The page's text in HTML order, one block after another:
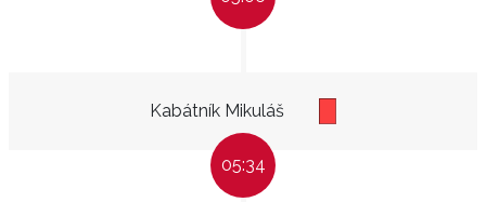
Kabátník Mikuláš
05:34